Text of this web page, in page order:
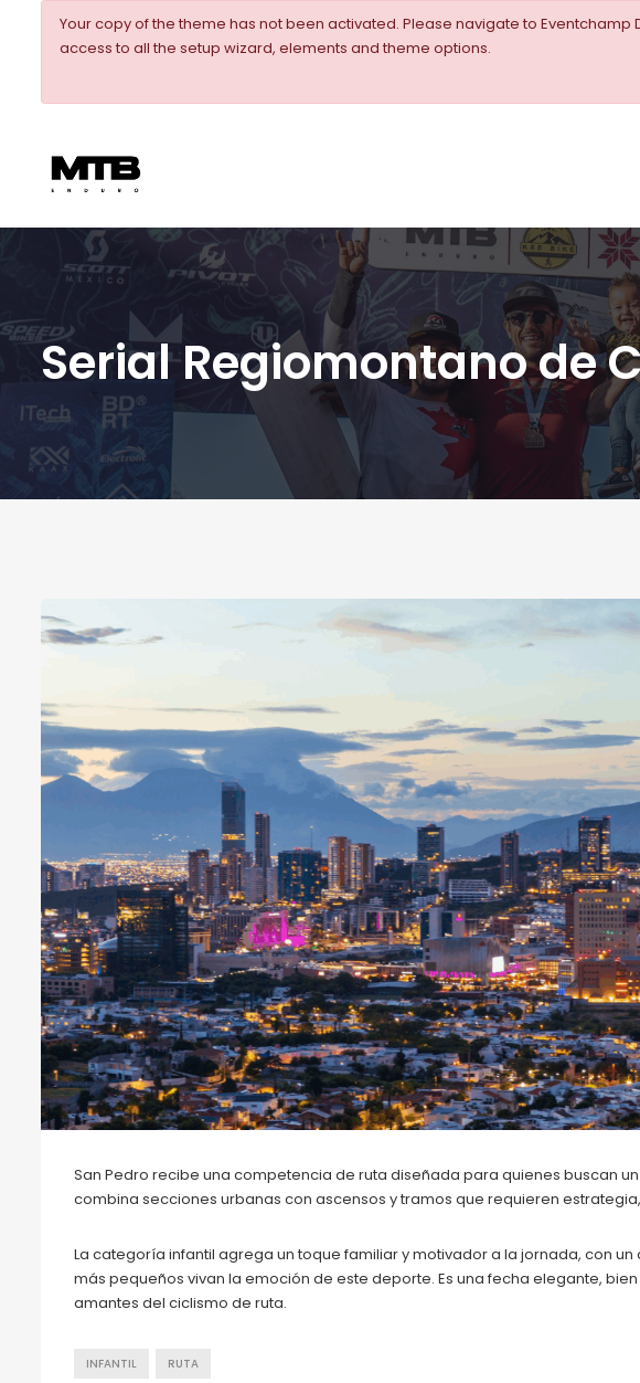
Your copy of the theme has not been activated. Please navigate to
access to all the setup wizard, elements and theme options.
Serial Regiomontano de
San Pedro recibe una competencia de ruta diseñada para quienes buscan
combina secciones urbanas con ascensos y tramos que requieren
La categoría infantil agrega un toque familiar y motivador a la jornada, con
más pequeños vivan la emoción de este deporte. Es una fecha elegante,
amantes del ciclismo de ruta.
INFANTIL RUTA